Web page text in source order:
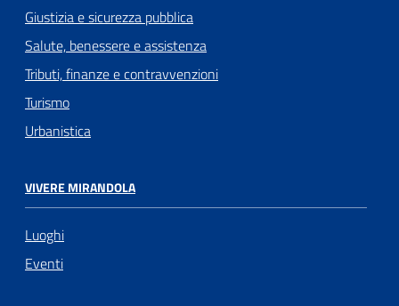
Giustizia e sicurezza pubblica
Salute, benessere e assistenza
Tributi, finanze e contravvenzioni
Turismo
Urbanistica
VIVERE MIRANDOLA
Luoghi
Eventi